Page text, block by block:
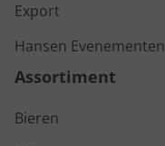
Export
Hansen Evenementen
Assortiment
Bieren